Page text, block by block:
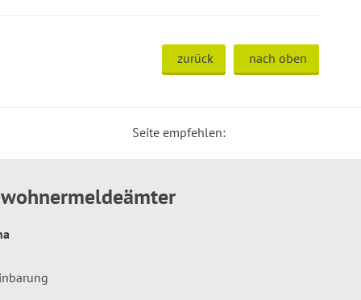
zurück nach oben
Seite empfehlen: